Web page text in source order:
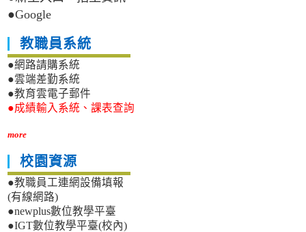
●Google
教職員系統
●網路請購系統
●雲端差勤系統
●教育雲電子郵件
●成績輸入系統、課表查詢
more
校園資源
●教職員工連網設備填報
(有線網路)
●newplus數位教學平臺
●IGT數位教學平臺(校內)